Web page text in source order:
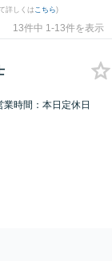
詳しくは こちら)
13件中 1-13件を表示
業時間：本日定休日